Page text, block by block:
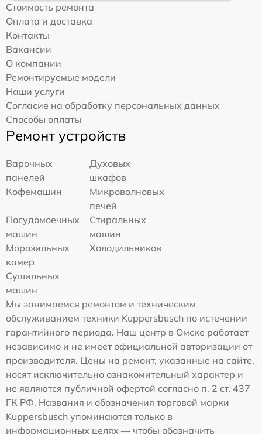
Стоимость ремонта
Оплата и доставка
Контакты
Вакансии
О компании
Ремонтируемые модели
Наши услуги
Согласие на обработку персональных данных
Способы оплаты
Ремонт устройств
Варочных
панелей
Духовых
шкафов
Кофемашин
Микроволновых
печей
Посудомоечных
машин
Стиральных
машин
Морозильных
камер
Холодильников
Сушильных
машин
Мы занимаемся ремонтом и техническим
обслуживанием техники Kuppersbusch по истечении
гарантийного периода. Наш центр в Омске работает
независимо и не имеет официальной авторизации от
производителя. Цены на ремонт, указанные на сайте,
носят исключительно ознакомительный характер и
не являются публичной офертой согласно п. 2 ст. 437
ГК РФ. Названия и обозначения торговой марки
Kuppersbusch упоминаются только в
информационных целях — чтобы обозначить